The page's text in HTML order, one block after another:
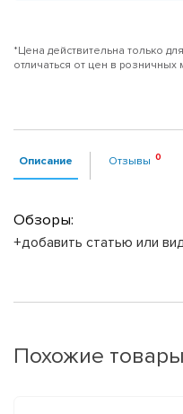
*Цена действительна только
отличаться от цен в розничных
Описание Отзывы
Обзоры:
+добавить статью или
Похожие товары